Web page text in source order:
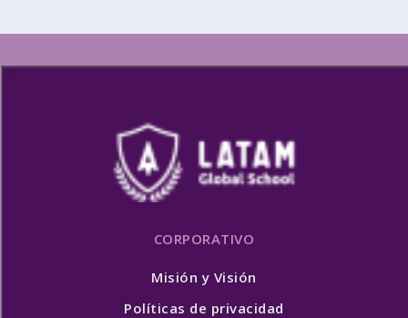
CORPORATIVO
Misión y Visión
Políticas de privacidad